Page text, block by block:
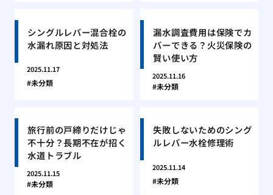
シングルレバー混合栓の
水漏れ原因と対処法
2025.11.17
未分類
漏水調査費用は保険でカ
バーできる？火災保険の
賢い使い方
2025.11.16
未分類
旅行前の戸締りだけじゃ
不十分？長期不在が招く
水道トラブル
2025.11.15
未分類
失敗しないためのシング
ルレバー水栓修理術
2025.11.14
未分類